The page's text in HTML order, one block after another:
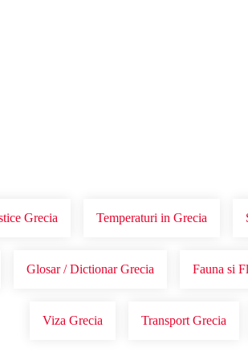
Grecia Temperaturi in Grecia
Glosar / Dictionar Grecia Fauna si
Viza Grecia Transport Grecia